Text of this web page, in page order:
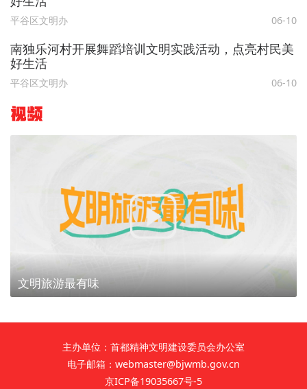
平谷区文明办 06-10
南独乐河村开展舞蹈培训文明实践活动，点亮村民美
好生活
平谷区文明办 06-10
视频
文明旅游最有味
主办单位：首都精神文明建设委员会办公室
电子邮箱：webmaster@bjwmb.gov.cn
京ICP备19035667号-5